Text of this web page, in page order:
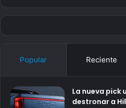
Popular Reciente
La nueva pick
destronar a